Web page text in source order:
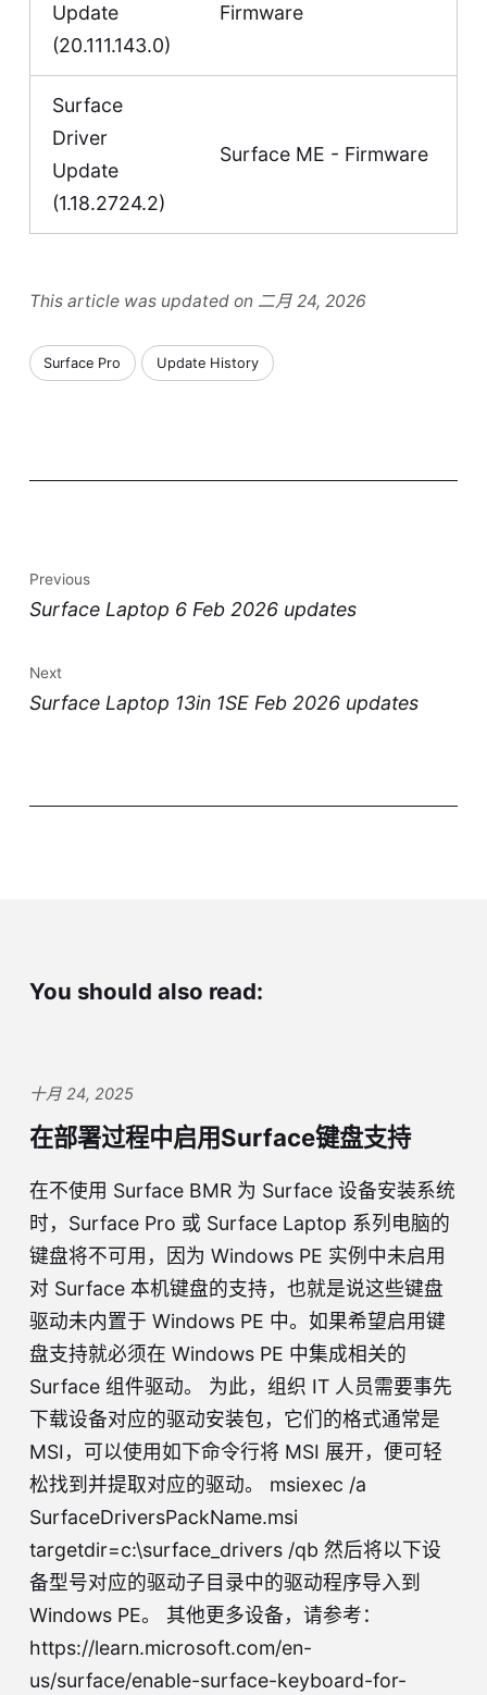
Update
(20.111.143.0)
Firmware
Surface
Driver
Update
(1.18.2724.2)
Surface ME - Firmware
This article was updated on 二月 24, 2026
Surface Pro Update History
Previous
Surface Laptop 6 Feb 2026 updates
Next
Surface Laptop 13in 1SE Feb 2026 updates
You should also read:
十月 24, 2025
在部署过程中启用Surface键盘支持
在不使用 Surface BMR 为 Surface 设备安装系统
时，Surface Pro 或 Surface Laptop 系列电脑的
键盘将不可用，因为 Windows PE 实例中未启用
对 Surface 本机键盘的支持，也就是说这些键盘
驱动未内置于 Windows PE 中。如果希望启用键
盘支持就必须在 Windows PE 中集成相关的
Surface 组件驱动。 为此，组织 IT 人员需要事先
下载设备对应的驱动安装包，它们的格式通常是
MSI，可以使用如下命令行将 MSI 展开，便可轻
松找到并提取对应的驱动。 msiexec /a
SurfaceDriversPackName.msi
targetdir=c:\surface_drivers /qb 然后将以下设
备型号对应的驱动子目录中的驱动程序导入到
Windows PE。 其他更多设备，请参考：
https://learn.microsoft.com/en-
us/surface/enable-surface-keyboard-for-